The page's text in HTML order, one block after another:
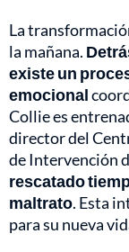
La
la mañana.
existe un
emocional
Collie es
director del
de Intervención
rescatado
maltrato. Esta
para su nueva